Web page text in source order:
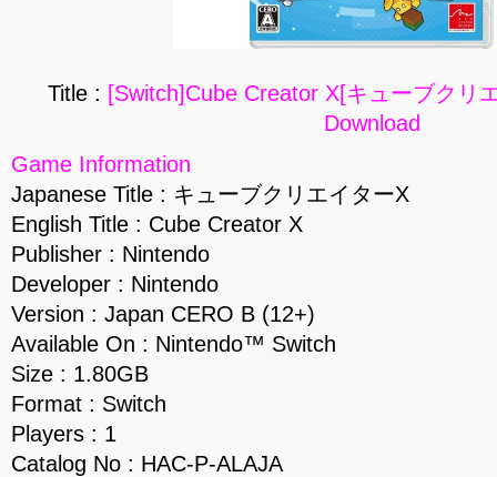
Title : [Switch]Cube Creator X[キューブクリ
Download
Game Information
Japanese Title : キューブクリエイターX
English Title : Cube Creator X
Publisher : Nintendo
Developer : Nintendo
Version : Japan CERO B (12+)
Available On : Nintendo™ Switch
Size : 1.80GB
Format : Switch
Players : 1
Catalog No : HAC-P-ALAJA